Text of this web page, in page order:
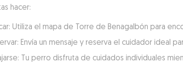
hacer:
Utiliza el mapa de Torre de Benagalbón para
Envía un mensaje y reserva el cuidador ideal
Tu perro disfruta de cuidados individuales